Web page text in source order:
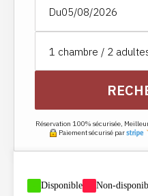
Du
1 chambre / 2
Réservation 100% sécurisée,
Paiement sécurisé par
Disponible Non-